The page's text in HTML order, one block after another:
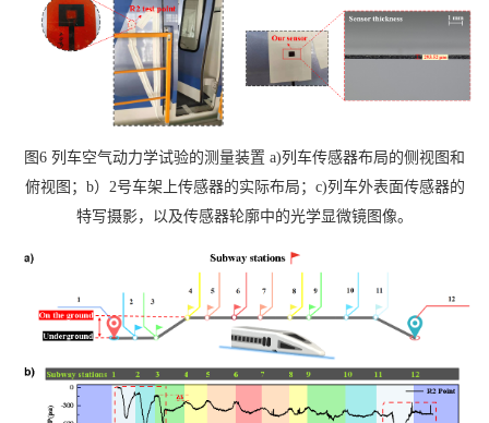
图6 列车空气动力学试验的测量装置 a)列车传感器布局的侧视图和
俯视图； b）2号车架上传感器的实际布局； c)列车外表面传感器的
特写摄影，以及传感器轮廓中的光学显微镜图像。